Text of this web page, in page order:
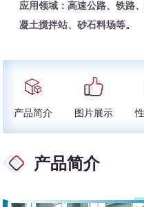
应用领域：高速公路、铁路
凝土搅拌站、砂石料场等。
产品简介 图片展示
产品简介